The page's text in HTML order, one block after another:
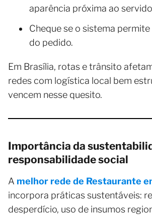
aparência próxima ao
Cheque se o sistema
do pedido.
Em Brasília, rotas e trânsito
redes com logística local bem
vencem nesse quesito.
Importância da
responsabilidade social
A melhor rede de Restaurante
incorpora práticas sustentáveis:
desperdício, uso de insumos